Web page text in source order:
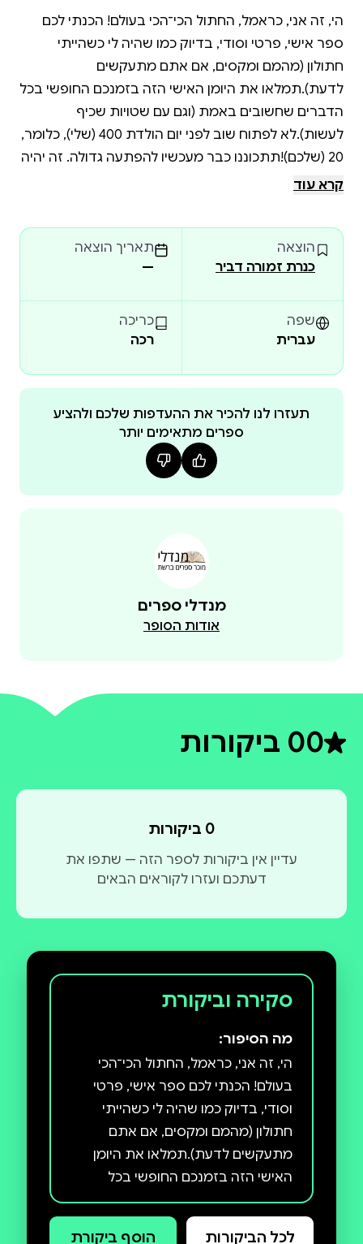
הי, זה אני, כראמל, החתול הכי־הכי בעולם! הכנתי לכם
ספר אישי, פרטי וסודי, בדיוק כמו שהיה לי כשהייתי
חתולון (מהמם ומקסים, אם אתם מתעקשים
לדעת).תמלאו את היומן האישי הזה בזמנכם החופשי בכל
הדברים שחשובים באמת (וגם עם שטויות שכיף
לעשות).לא לפתוח שוב לפני יום הולדת 400 (שלי), כלומר,
20 (שלכם)!תתכוננו כבר מעכשיו להפתעה גדולה. זה יהיה
סוּפּר מיאו!ועוד משהו: לא יכולתי להתאפק וסיפרתי פה
ומקסים...?) הצצה לספר:
קרא עוד
הוצאה
כנרת זמורה דביר
תאריך הוצאה
—
שפה
עברית
כריכה
רכה
תעזרו לנו להכיר את ההעדפות שלכם ולהציע
ספרים מתאימים יותר
מנדלי ספרים
אודות הסופר
0דירוג ממוצע 0 מתוך 5
0 ביקורות
0 ביקורות
עדיין אין ביקורות לספר הזה — שתפו את
דעתכם ועזרו לקוראים הבאים
סקירה וביקורת
מה הסיפור:
הי, זה אני, כראמל, החתול הכי־הכי
בעולם! הכנתי לכם ספר אישי, פרטי
וסודי, בדיוק כמו שהיה לי כשהייתי
חתולון (מהמם ומקסים, אם אתם
מתעקשים לדעת).תמלאו את היומן
האישי הזה בזמנכם החופשי בכל
הדברים שחשובים באמת (וגם עם
שטויות שכיף לעשות).לא לפתוח שוב
לכל הביקורות הוסף ביקורת